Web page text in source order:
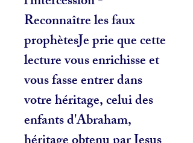
Reconnaître les faux
prophètesJe prie que cette
lecture vous enrichisse et
vous fasse entrer dans
votre héritage, celui des
enfants d'Abraham,